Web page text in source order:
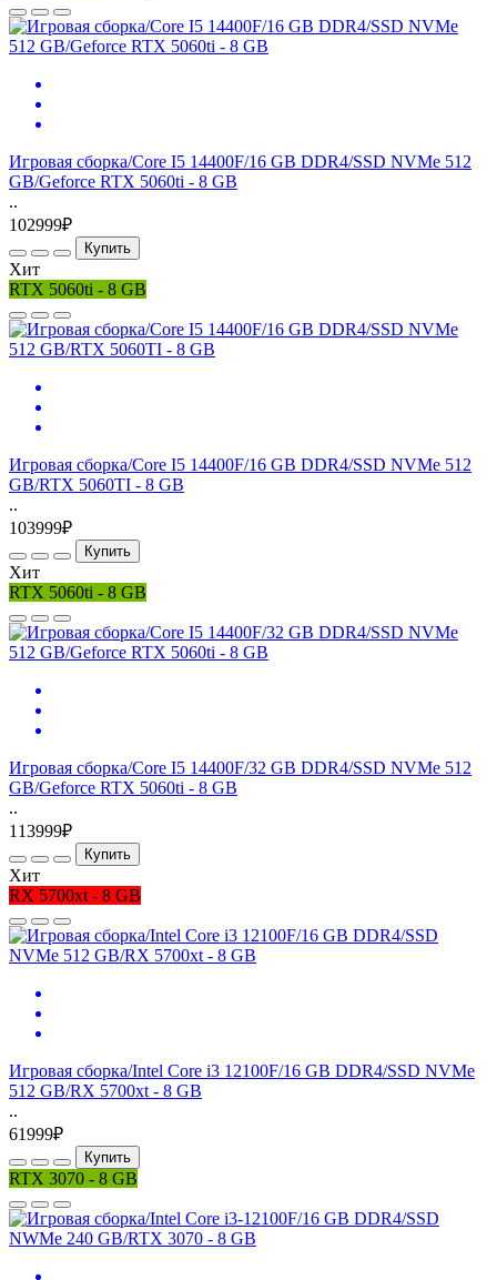
Игровая сборка/Core I5 14400F/16 GB DDR4/SSD NVMe 512
GB/Geforce RTX 5060ti - 8 GB
..
102999₽
Купить
Хит
RTX 5060ti - 8 GB
Игровая сборка/Core I5 14400F/16 GB DDR4/SSD NVMe 512
GB/RTX 5060TI - 8 GB
..
103999₽
Купить
Хит
RTX 5060ti - 8 GB
Игровая сборка/Core I5 14400F/32 GB DDR4/SSD NVMe 512
GB/Geforce RTX 5060ti - 8 GB
..
113999₽
Купить
Хит
RX 5700xt - 8 GB
Игровая сборка/Intel Core i3 12100F/16 GB DDR4/SSD NVMe
512 GB/RX 5700xt - 8 GB
..
61999₽
Купить
RTX 3070 - 8 GB